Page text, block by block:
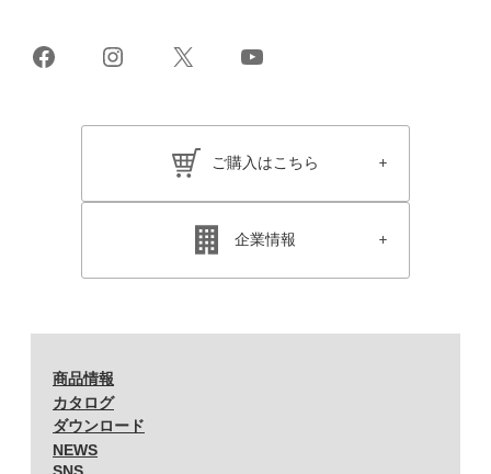
FacebookInstagram
X YouTube
ご購入はこちら
企業情報
商品情報
カタログ
ダウンロード
NEWS